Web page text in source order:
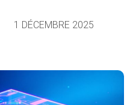
1 DÉCEMBRE 2025